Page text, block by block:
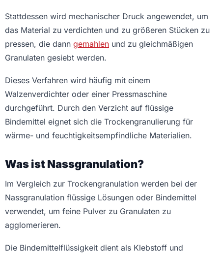
Stattdessen wird mechanischer Druck angewendet, um
das Material zu verdichten und zu größeren Stücken zu
pressen, die dann gemahlen und zu gleichmäßigen
Granulaten gesiebt werden.
Dieses Verfahren wird häufig mit einem
Walzenverdichter oder einer Pressmaschine
durchgeführt. Durch den Verzicht auf flüssige
Bindemittel eignet sich die Trockengranulierung für
wärme- und feuchtigkeitsempfindliche Materialien.
Was ist Nassgranulation?
Im Vergleich zur Trockengranulation werden bei der
Nassgranulation flüssige Lösungen oder Bindemittel
verwendet, um feine Pulver zu Granulaten zu
agglomerieren.
Die Bindemittelflüssigkeit dient als Klebstoff und